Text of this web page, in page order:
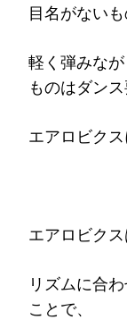
目名がないも
軽く弾みな
ものはダン
エアロビクス
エアロビク
リズムに合
ことで、